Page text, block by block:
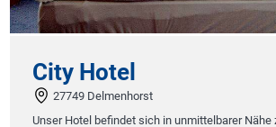
City Hotel
27749 Delmenhorst
Unser Hotel befindet sich in unmittelbarer Nähe